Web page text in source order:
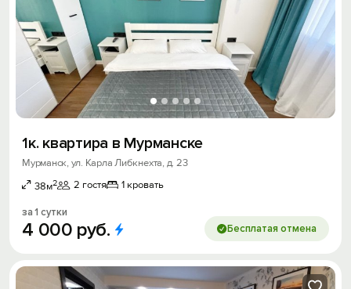
1к. квартира в Мурманске
Мурманск, ул. Карла Либкнехта, д. 23
38м2 2 гостя 1 кровать
за 1 сутки
4 000 руб. Бесплатая отмена